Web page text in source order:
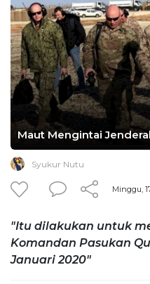
Maut Mengintai
Syukur Nutu
Minggu,
"Itu dilakukan untuk
Komandan Pasukan
Januari 2020"